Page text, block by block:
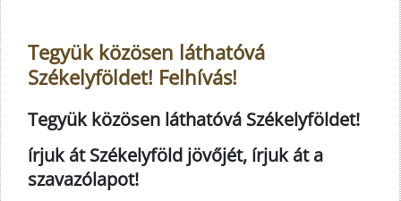
Tegyük közösen láthatóvá
Székelyföldet! Felhívás!
Tegyük közösen láthatóvá Székelyföldet!
írjuk át Székelyföld jövőjét, írjuk át a
szavazólapot!